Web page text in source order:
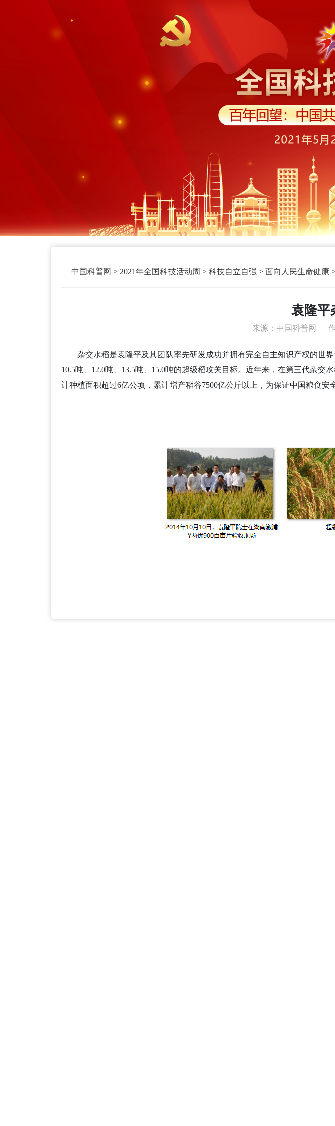
中国科普网 > 2021年全国科技活动周 > 科技自立自强 > 面向人民生命健康
袁隆平
来源：中国科普网
杂交水稻是袁隆平及其团队率先研发成功并拥有完全自主知识产权的世
10.5吨、12.0吨、13.5吨、15.0吨的超级稻攻关目标。近年来，在第三代杂
计种植面积超过6亿公顷，累计增产稻谷7500亿公斤以上，为保证中国粮食安